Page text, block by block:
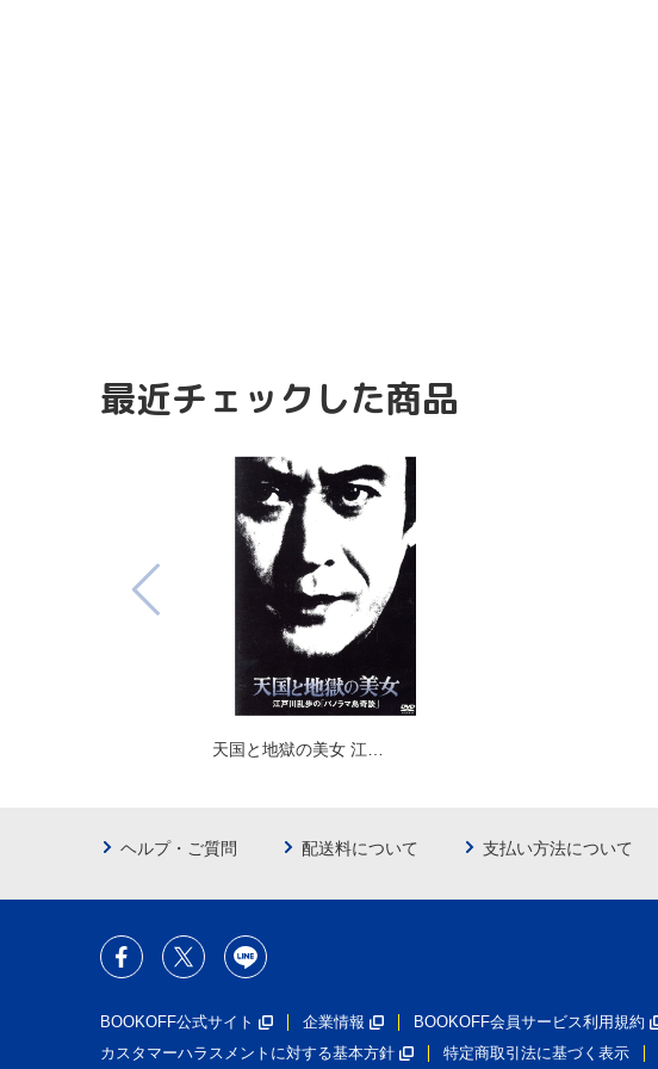
最近チェックした商品
天国と地獄の美女 江…
ヘルプ・ご質問 配送料について 支払い方法について
BOOKOFF公式サイト 企業情報 BOOKOFF会員サービス利用規約
カスタマーハラスメントに対する基本方針
特定商取引法に基づく表示